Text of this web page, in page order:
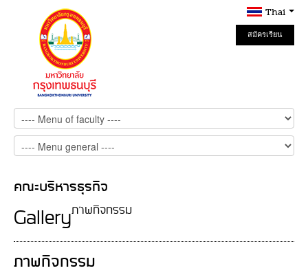
Thai
สมัครเรียน
Online
คณะบริหารธุรกิจ
ภาพกิจกรรม
Gallery
ภาพกิจกรรม